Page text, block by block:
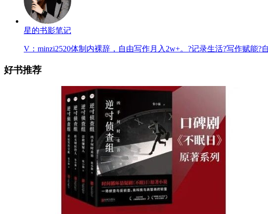
星的书影笔记
V：minzi2520体制内裸辞，自由写作月入2w+。?记录生活?写作赋能
好书推荐